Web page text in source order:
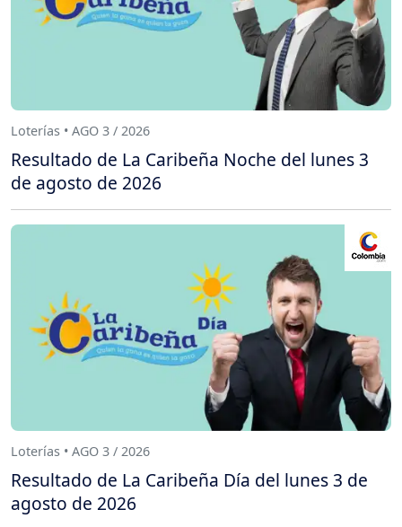
Loterías • AGO 3 / 2026
Resultado de La Caribeña Noche del lunes 3
de agosto de 2026
Loterías • AGO 3 / 2026
Resultado de La Caribeña Día del lunes 3 de
agosto de 2026